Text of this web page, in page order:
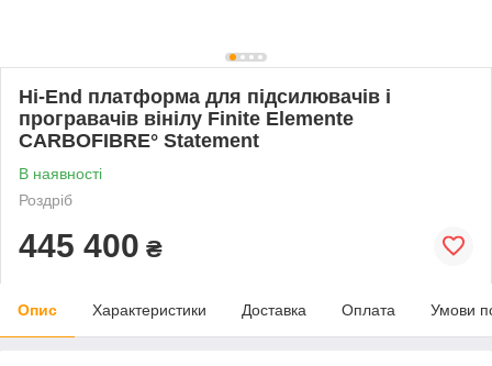
Hi-End платформа для підсилювачів і
програвачів вінілу Finite Elemente
CARBOFIBRE° Statement
В наявності
Роздріб
445 400 ₴
Опис Характеристики Доставка Оплата Умови